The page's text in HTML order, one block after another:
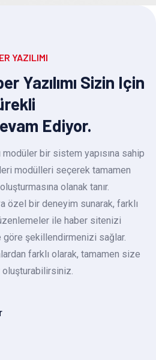
YAZILIMI
Yazılımı Sizin Için
Ediyor.
modüler bir sistem yapısına sahip
modülleri seçerek tamamen
olanak tanır.
özel bir deneyim sunarak, farklı
ile haber sitenizi
şekillendirmenizi sağlar.
farklı olarak, tamamen size
oluşturabilirsiniz.